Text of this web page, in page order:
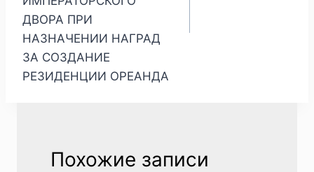
ДВОРА ПРИ
НАЗНАЧЕНИИ НАГРАД
ЗА СОЗДАНИЕ
РЕЗИДЕНЦИИ ОРЕАНДА
Похожие записи